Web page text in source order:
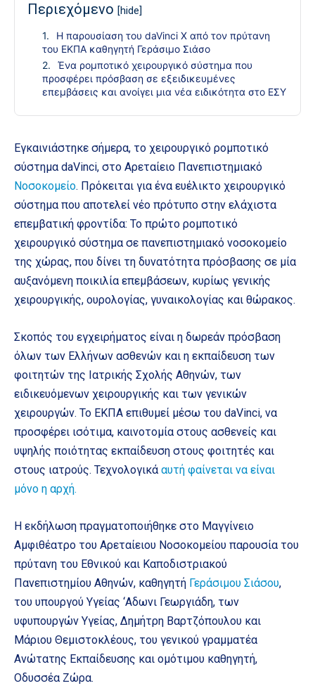
Περιεχόμενο [hide]
Η παρουσίαση του daVinci X από τον πρύτανη
του ΕΚΠΑ καθηγητή Γεράσιμο Σιάσο
Ένα ρομποτικό χειρουργικό σύστημα που
προσφέρει πρόσβαση σε εξειδικευμένες
επεμβάσεις και ανοίγει μια νέα ειδικότητα στο ΕΣΥ
Εγκαινιάστηκε σήμερα, το χειρουργικό ρομποτικό
σύστημα daVinci, στο Αρεταίειο Πανεπιστημιακό
Νοσοκομείο. Πρόκειται για ένα ευέλικτο χειρουργικό
σύστημα που αποτελεί νέο πρότυπο στην ελάχιστα
επεμβατική φροντίδα: Το πρώτο ρομποτικό
χειρουργικό σύστημα σε πανεπιστημιακό νοσοκομείο
της χώρας, που δίνει τη δυνατότητα πρόσβασης σε μία
αυξανόμενη ποικιλία επεμβάσεων, κυρίως γενικής
χειρουργικής, ουρολογίας, γυναικολογίας και θώρακος.
Σκοπός του εγχειρήματος είναι η δωρεάν πρόσβαση
όλων των Ελλήνων ασθενών και η εκπαίδευση των
φοιτητών της Ιατρικής Σχολής Αθηνών, των
ειδικευόμενων χειρουργικής και των γενικών
χειρουργών. Το ΕΚΠΑ επιθυμεί μέσω του daVinci, να
προσφέρει ισότιμα, καινοτομία στους ασθενείς και
υψηλής ποιότητας εκπαίδευση στους φοιτητές και
στους ιατρούς. Τεχνολογικάαυτή φαίνεται να είναι
μόνο η αρχή.
Η εκδήλωση πραγματοποιήθηκε στο Μαγγίνειο
Αμφιθέατρο του Αρεταίειου Νοσοκομείου παρουσία του
πρύτανη του Εθνικού και Καποδιστριακού
Πανεπιστημίου Αθηνών, καθηγητή Γεράσιμου Σιάσου,
του υπουργού Υγείας ‘Αδωνι Γεωργιάδη, των
υφυπουργών Υγείας, Δημήτρη Βαρτζόπουλου και
Μάριου Θεμιστοκλέους, του γενικού γραμματέα
Ανώτατης Εκπαίδευσης και ομότιμου καθηγητή,
Οδυσσέα Ζώρα.